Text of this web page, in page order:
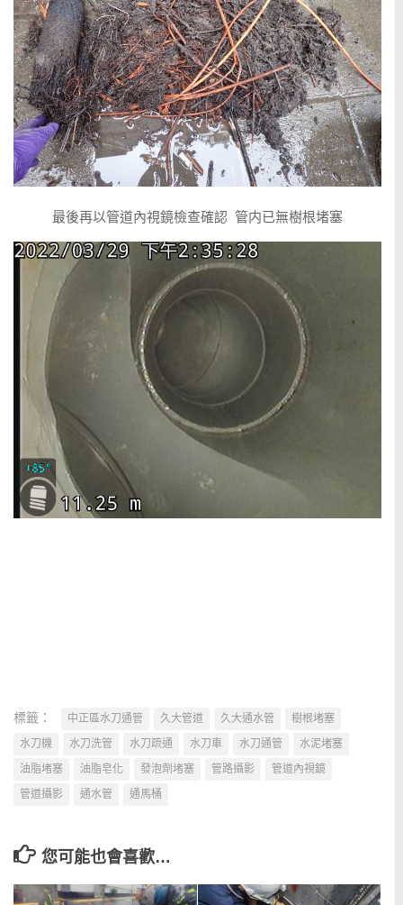
最後再以管道內視鏡檢查確認 管内已無樹根堵塞
標籤： 中正區水刀通管 久大管道 久大通水管
樹根堵塞
水刀機
水刀洗管 水刀疏通 水刀車 水刀通管
水泥堵塞
油脂堵塞
油脂皂化 發泡劑堵塞 管路攝影
管道內視鏡
管道攝影
通水管 通馬桶
您可能也會喜歡…